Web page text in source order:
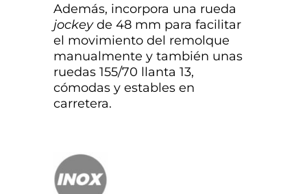
Además, incorpora una rueda
jockeyde 48 mm para facilitar
el movimiento del remolque
manualmente y también unas
ruedas 155/70 llanta 13,
cómodas y estables en
carretera.